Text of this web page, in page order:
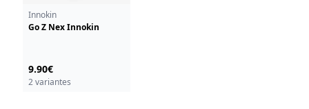
Innokin
Go Z Nex Innokin
9.90€
2 variantes